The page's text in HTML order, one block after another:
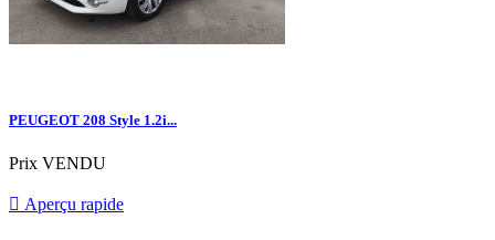
PEUGEOT 208 Style 1.2i...
Prix VENDU
 Aperçu rapide